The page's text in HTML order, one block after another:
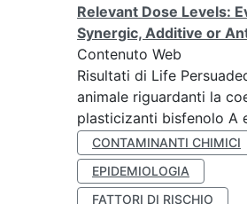
Relevant Dose Levels:
Synergic, Additive or
Contenuto Web
Risultati di Life
animale riguardanti la
plasticizanti bisfenolo A
CONTAMINANTI CHIMICI
EPIDEMIOLOGIA
FATTORI DI RISCHIO